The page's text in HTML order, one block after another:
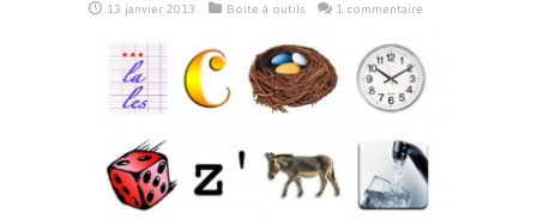
13 janvier 2013 Boite à outils 1 commentaire